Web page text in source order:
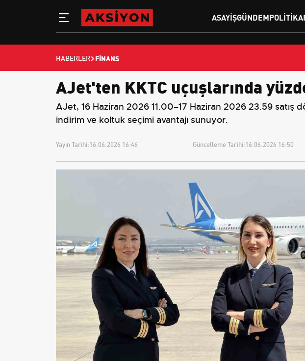
ASAYIŞGÜNDEMPOLITIKA
HABERLER FINANS
AJet'ten KKTC uçuşlarında
AJet, 16 Haziran 2026 11.00–17 Haziran 2026 23.59 satış
indirim ve koltuk seçimi avantajı sunuyor.
Yayın Tarihi:16.06.2026 16:46 Güncelleme Tarihi:16.06.2026 16:50